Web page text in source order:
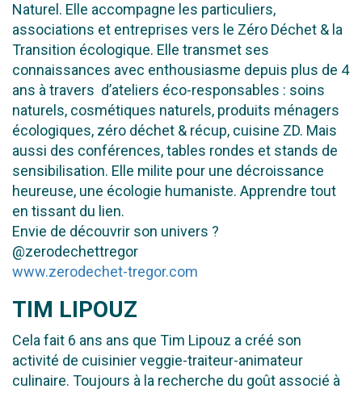
Naturel. Elle accompagne les particuliers,
associations et entreprises vers le Zéro Déchet & la
Transition écologique. Elle transmet ses
connaissances avec enthousiasme depuis plus de 4
ans à travers d’ateliers éco-responsables : soins
naturels, cosmétiques naturels, produits ménagers
écologiques, zéro déchet & récup, cuisine ZD. Mais
aussi des conférences, tables rondes et stands de
sensibilisation. Elle milite pour une décroissance
heureuse, une écologie humaniste. Apprendre tout
en tissant du lien.
Envie de découvrir son univers ?
@zerodechettregor
www.zerodechet-tregor.com
TIM LIPOUZ
Cela fait 6 ans ans que Tim Lipouz a créé son
activité de cuisinier veggie-traiteur-animateur
culinaire. Toujours à la recherche du goût associé à